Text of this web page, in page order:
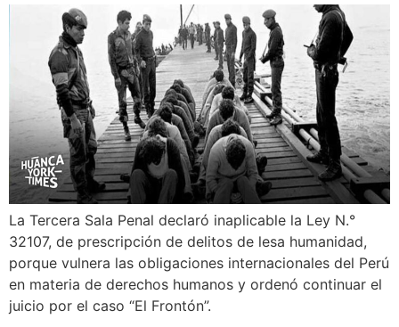
La Tercera Sala Penal declaró inaplicable la Ley N.°
32107, de prescripción de delitos de lesa humanidad,
porque vulnera las obligaciones internacionales del Perú
en materia de derechos humanos y ordenó continuar el
juicio por el caso “El Frontón”.